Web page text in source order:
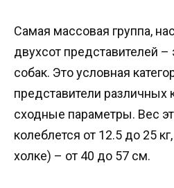
Самая массовая группа,
двухсот представителей
собак. Это условная
представители
сходные параметры. Вес
колеблется от 12.5 до 25
холке) – от 40 до 57 см.